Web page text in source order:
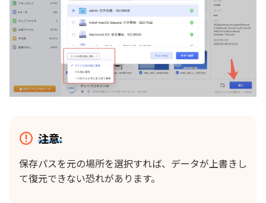
注意:
保存パスを元の場所を選択すれば、データが上書きし
て復元できない恐れがあります。